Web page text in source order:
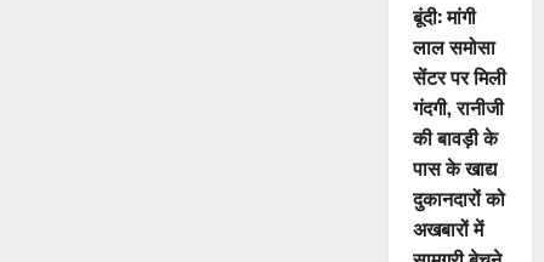
बूंदी: मांगी
लाल समोसा
सेंटर पर मिली
गंदगी, रानीजी
की बावड़ी के
पास के खाद्य
दुकानदारों को
अखबारों में